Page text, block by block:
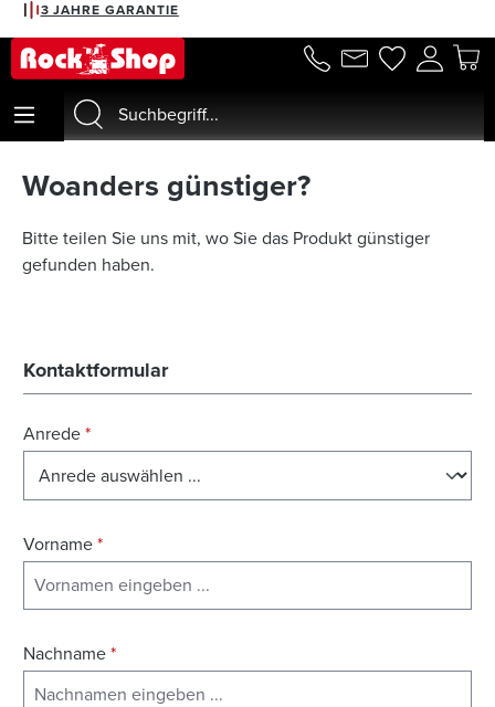
springen
3 JAHRE GARANTIE
Woanders günstiger?
Bitte teilen Sie uns mit, wo Sie das Produkt günstiger
gefunden haben.
Kontaktformular
Anrede*
Vorname*
Nachname*